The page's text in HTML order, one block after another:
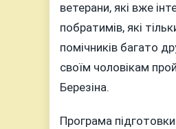
ветерани, які вже
побратимів, які
помічників багато
своїм чоловікам
Березіна.
Програма